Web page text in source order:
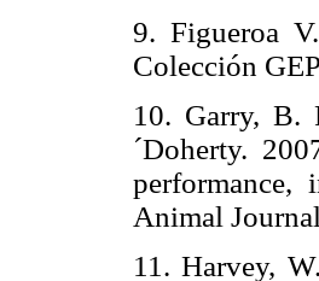
9. Figueroa
Colección
10. Garry, B.
´Doherty.
performance,
Animal
11. Harvey,